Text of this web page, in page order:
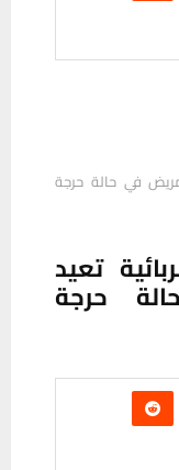
لمريض في حالة حرجة
كهربائية تعيد
حرجة